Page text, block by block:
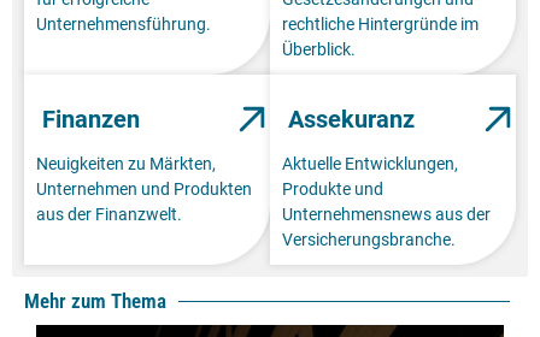
Unternehmensführung.
rechtliche Hintergründe im
Überblick.
Finanzen
Neuigkeiten zu Märkten,
Unternehmen und Produkten
aus der Finanzwelt.
Assekuranz
Aktuelle Entwicklungen,
Produkte und
Unternehmensnews aus der
Versicherungsbranche.
Mehr zum Thema